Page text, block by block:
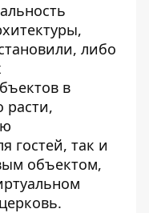
либо
в
расти,
гостей, так и
объектом,